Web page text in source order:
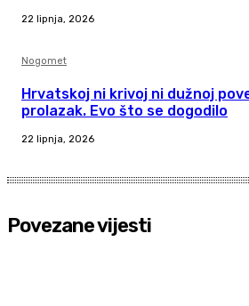
22 lipnja, 2026
Nogomet
Hrvatskoj ni krivoj ni dužnoj
prolazak. Evo što se dogodilo
22 lipnja, 2026
Povezane vijesti